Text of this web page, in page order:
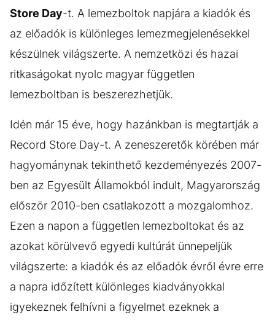
Store Day-t. A lemezboltok napjára a kiadók és
az előadók is különleges lemezmegjelenésekkel
készülnek világszerte. A nemzetközi és hazai
ritkaságokat nyolc magyar független
lemezboltban is beszerezhetjük.
Idén már 15 éve, hogy hazánkban is megtartják a
Record Store Day-t. A zeneszeretők körében már
hagyománynak tekinthető kezdeményezés 2007-
ben az Egyesült Államokból indult, Magyarország
először 2010-ben csatlakozott a mozgalomhoz.
Ezen a napon a független lemezboltokat és az
azokat körülvevő egyedi kultúrát ünnepeljük
világszerte: a kiadók és az előadók évről évre erre
a napra időzített különleges kiadványokkal
igyekeznek felhívni a figyelmet ezeknek a